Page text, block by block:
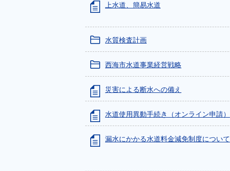
上水道、簡易水道
水質検査計画
西海市水道事業経営戦略
災害による断水への備え
水道使用異動手続き（オンライン申請）
漏水にかかる水道料金減免制度について